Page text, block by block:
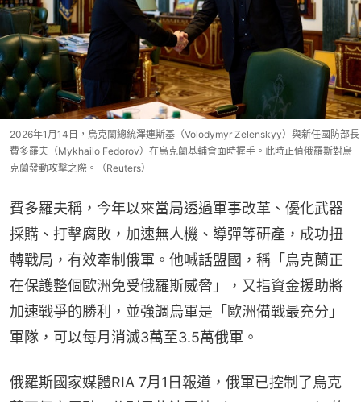
2026年1月14日，烏克蘭總統澤連斯基（Volodymyr Zelenskyy）與新任國防部長
費多羅夫（Mykhailo Fedorov）在烏克蘭基輔會面時握手。此時正值俄羅斯對烏
克蘭發動攻擊之際。（Reuters）
費多羅夫稱，今年以來當局透過軍事改革、優化武器
採購、打擊腐敗，加速無人機、導彈等研產，成功扭
轉戰局，有效牽制俄軍。他喊話盟國，稱「烏克蘭正
在保護整個歐洲免受俄羅斯威脅」，又指資金援助將
加速戰爭的勝利，並強調烏軍是「歐洲備戰最充分」
軍隊，可以每月消滅3萬至3.5萬俄軍。
俄羅斯國家媒體RIA 7月1日報道，俄軍已控制了烏克